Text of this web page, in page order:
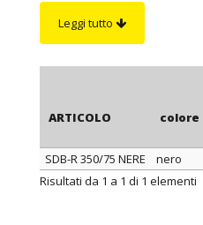
Su richiesta
Leggi tutto
ARTICOLO colore
ARTICOLO colore
SDB-R 350/75 NERE nero
Risultati da 1 a 1 di 1 elementi